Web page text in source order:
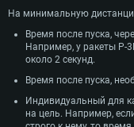
На минимальную
Время после пуска,
Например, у ракеты Р-
около 2 секунд.
Время после пуска,
Индивидуальный для
на цель. Например,